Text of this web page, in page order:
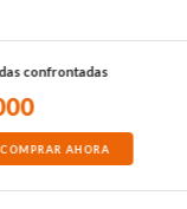
confrontadas
COMPRAR AHORA